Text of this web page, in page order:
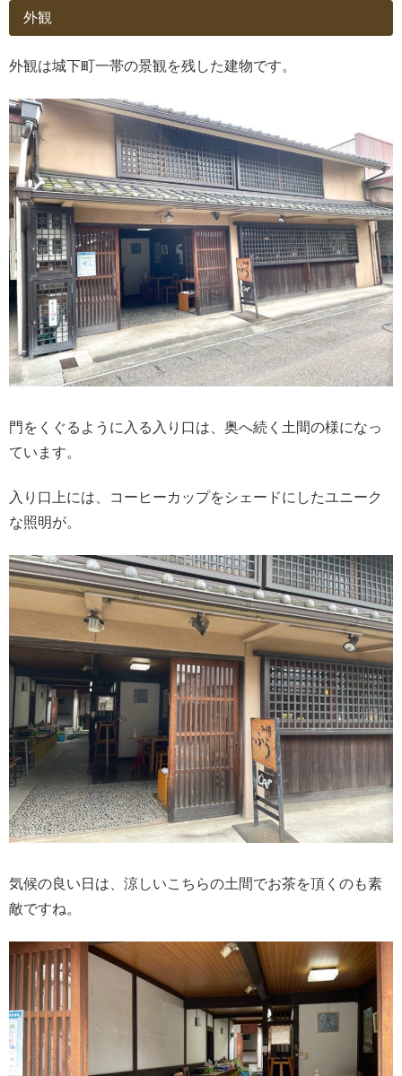
外観
外観は城下町一帯の景観を残した建物です。
門をくぐるように入る入り口は、奥へ続く土間の様になっ
ています。
入り口上には、コーヒーカップをシェードにしたユニーク
な照明が。
気候の良い日は、涼しいこちらの土間でお茶を頂くのも素
敵ですね。